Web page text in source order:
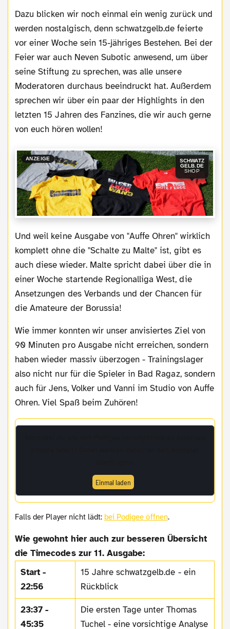
Dazu blicken wir noch einmal ein wenig zurück und
werden nostalgisch, denn schwatzgelb.de feierte
vor einer Woche sein 15-jähriges Bestehen. Bei der
Feier war auch Neven Subotic anwesend, um über
seine Stiftung zu sprechen, was alle unsere
Moderatoren durchaus beeindruckt hat. Außerdem
sprechen wir über ein paar der Highlights in den
letzten 15 Jahren des Fanzines, die wir auch gerne
von euch hören wollen!
ANZEIGE
SCHWATZ
GELB.DE
SHOP
Und weil keine Ausgabe von "Auffe Ohren" wirklich
komplett ohne die "Schalte zu Malte" ist, gibt es
auch diese wieder. Malte spricht dabei über die in
einer Woche startende Regionalliga West, die
Ansetzungen des Verbands und der Chancen für
die Amateure der Borussia!
Wie immer konnten wir unser anvisiertes Ziel von
90 Minuten pro Ausgabe nicht erreichen, sondern
haben wieder massiv überzogen - Trainingslager
also nicht nur für die Spieler in Bad Ragaz, sondern
auch für Jens, Volker und Vanni im Studio von Auffe
Ohren. Viel Spaß beim Zuhören!
Einmal laden
Falls der Player nicht lädt: bei Podigee öffnen.
Wie gewohnt hier auch zur besseren Übersicht
die Timecodes zur 11. Ausgabe:
Start -
22:56
15 Jahre schwatzgelb.de - ein
Rückblick
23:37 -
45:35
Die ersten Tage unter Thomas
Tuchel - eine vorsichtige Analyse